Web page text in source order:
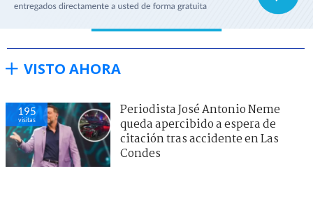
VISTO AHORA
195
visitas
Periodista José Antonio Neme
queda apercibido a espera de
citación tras accidente en Las
Condes